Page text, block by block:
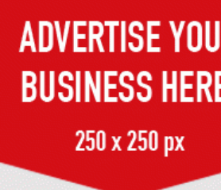
স্মৃতিতে এখনও ৫ আগস্ট
ভিসাসেবা নিয়ে ভারতীয়
সতর্কতা জারি
দুর্নীতিমুক্ত প্রশাসন
মূল লক্ষ্য : ভূমিমন্ত্রী